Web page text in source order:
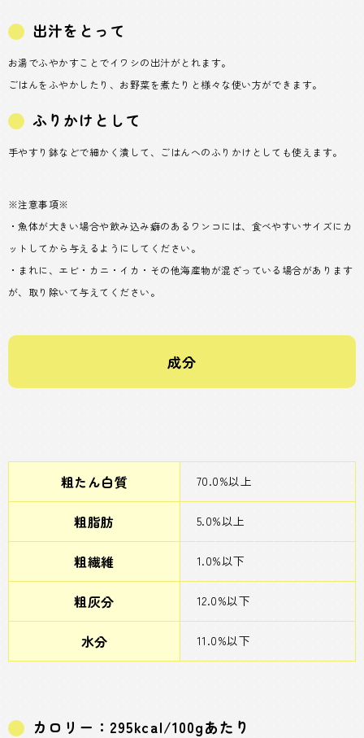
出汁をとって
お湯でふやかすことでイワシの出汁がとれます。
ごはんをふやかしたり、お野菜を煮たりと様々な使い方ができます。
ふりかけとして
手やすり鉢などで細かく潰して、ごはんへのふりかけとしても使えます。
※注意事項※
・魚体が大きい場合や飲み込み癖のあるワンコには、食べやすいサイズにカ
ットしてから与えるようにしてください。
・まれに、エビ・カニ・イカ・その他海産物が混ざっている場合があります
が、取り除いて与えてください。
成分
粗たん白質 70.0%以上
粗脂肪 5.0%以上
粗繊維 1.0%以下
粗灰分 12.0%以下
水分 11.0%以下
カロリー：295kcal/100gあたり